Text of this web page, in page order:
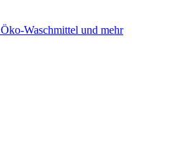
Öko-Waschmittel und mehr